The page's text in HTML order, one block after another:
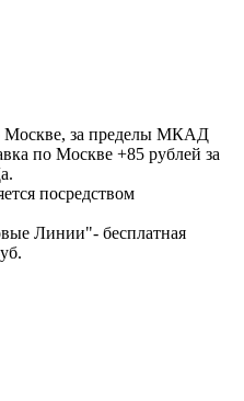
Москве, за пределы МКАД
по Москве +85 рублей за
посредством
Линии"- бесплатная